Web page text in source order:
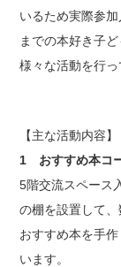
いるため実際参
までの本好き子
様々な活動を行っ
【主な活動内容】
1 おすすめ本コ
5階交流スペース
の棚を設置して
おすすめ本を手
います。